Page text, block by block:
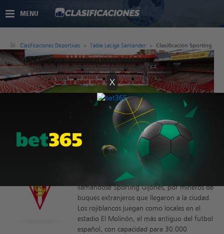
MENU
Clasificaciones Deportivas Tabla LaLiga Santander Clasificación Sporting
El Real Sporting de Gijón es un club
procedente de la ciudad que lleva su
nombre, en Asturias. Se fundó en 1905
llamándose Sporting Gijonés, por mineros de
buques extranjeros que llegaron a la ciudad.
Los rojiblancos juegan como locales en el
estadio El Molinón, el más antiguo del futbol
español, con capacidad para 30.000
X